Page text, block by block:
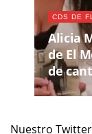
CDS DE
Alicia
de El
de
Nuestro